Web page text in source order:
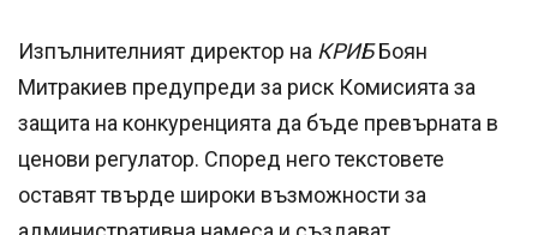
Изпълнителният директор на КРИББоян
Митракиев предупреди за риск Комисията за
защита на конкуренцията да бъде превърната в
ценови регулатор. Според него текстовете
оставят твърде широки възможности за